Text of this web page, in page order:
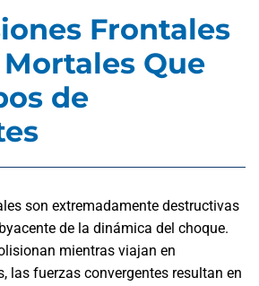
Frontales
Mortales Que
de
son extremadamente destructivas
de la dinámica del choque.
mientras viajan en
las fuerzas convergentes resultan en